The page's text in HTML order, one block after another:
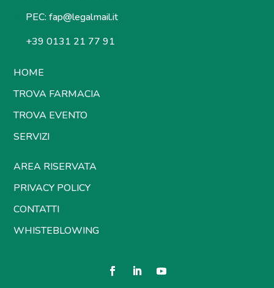
PEC: fap@legalmail.it
+39 0131 21 77 91
HOME
TROVA FARMACIA
TROVA EVENTO
SERVIZI
AREA RISERVATA
PRIVACY POLICY
CONTATTI
WHISTEBLOWING